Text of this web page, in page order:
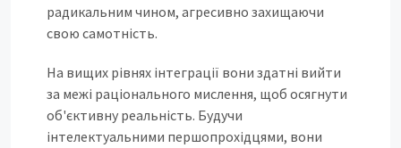
радикальним чином, агресивно захищаючи
свою самотність.
На вищих рівнях інтеграції вони здатні вийти
за межі раціонального мислення, щоб осягнути
об'єктивну реальність. Будучи
інтелектуальними першопрохідцями, вони